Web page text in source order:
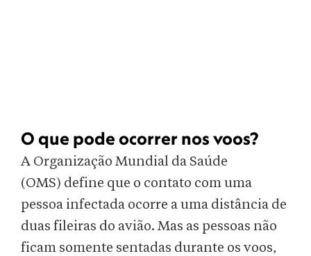
O que pode ocorrer nos voos?
A Organização Mundial da Saúde
(OMS) define que o contato com uma
pessoa infectada ocorre a uma distância de
duas fileiras do avião. Mas as pessoas não
ficam somente sentadas durante os voos,